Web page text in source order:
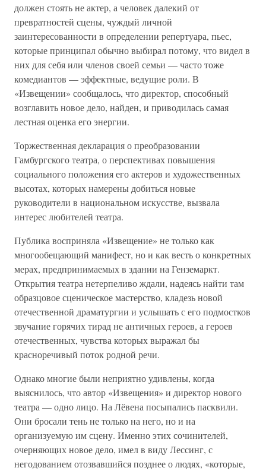
должен стоять не актер, а человек далекий от
превратностей сцены, чуждый личной
заинтересованности в определении репертуара, пьес,
которые принципал обычно выбирал потому, что видел в
них для себя или членов своей семьи — часто тоже
комедиантов — эффектные, ведущие роли. В
«Извещении» сообщалось, что директор, способный
возглавить новое дело, найден, и приводилась самая
лестная оценка его энергии.
Торжественная декларация о преобразовании
Гамбургского театра, о перспективах повышения
социального положения его актеров и художественных
высотах, которых намерены добиться новые
руководители в национальном искусстве, вызвала
интерес любителей театра.
Публика восприняла «Извещение» не только как
многообещающий манифест, но и как весть о конкретных
мерах, предпринимаемых в здании на Генземаркт.
Открытия театра нетерпеливо ждали, надеясь найти там
образцовое сценическое мастерство, кладезь новой
отечественной драматургии и услышать с его подмостков
звучание горячих тирад не античных героев, а героев
отечественных, чувства которых выражал бы
красноречивый поток родной речи.
Однако многие были неприятно удивлены, когда
выяснилось, что автор «Извещения» и директор нового
театра — одно лицо. На Лёвена посыпались пасквили.
Они бросали тень не только на него, но и на
организуемую им сцену. Именно этих сочинителей,
очерняющих новое дело, имел в виду Лессинг, с
негодованием отозвавшийся позднее о людях, «которые,